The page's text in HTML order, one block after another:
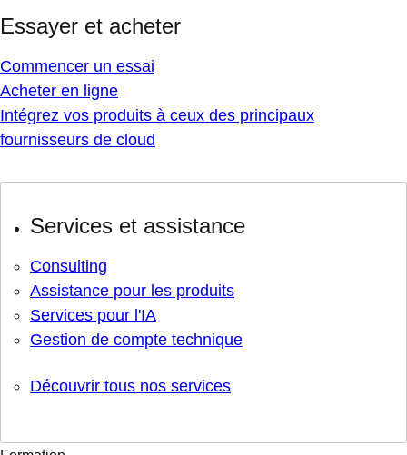
Essayer et acheter
Commencer un essai
Acheter en ligne
Intégrez vos produits à ceux des principaux
fournisseurs de cloud
Services et assistance
Consulting
Assistance pour les produits
Services pour l'IA
Gestion de compte technique
Découvrir tous nos services